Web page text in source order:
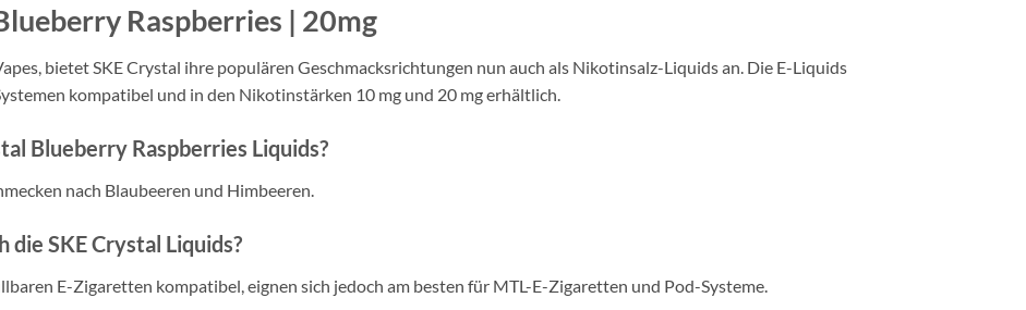
Raspberries | 20mg
bietet SKE Crystal ihre populären Geschmacksrichtungen nun auch als Nikotinsalz-Liquids an. Die E-Liquids
kompatibel und in den Nikotinstärken 10 mg und 20 mg erhältlich.
Blueberry Raspberries Liquids?
nach Blaubeeren und Himbeeren.
die SKE Crystal Liquids?
E-Zigaretten kompatibel, eignen sich jedoch am besten für MTL-E-Zigaretten und Pod-Systeme.